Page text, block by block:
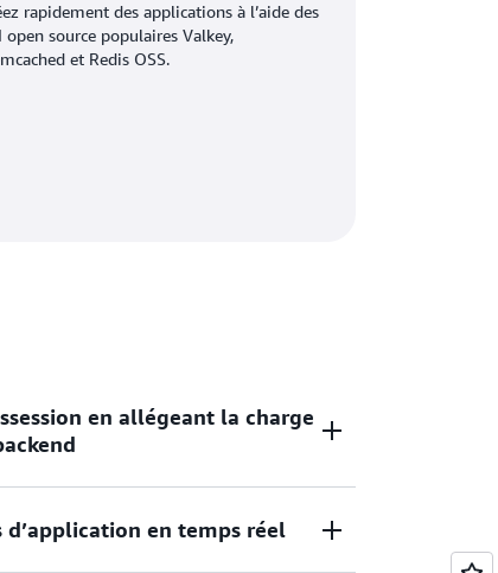
rapidement des applications à l’aide des
open source populaires Valkey,
et Redis OSS.
en allégeant la charge
et déchargez les E/S de la base de
d’application en temps réel